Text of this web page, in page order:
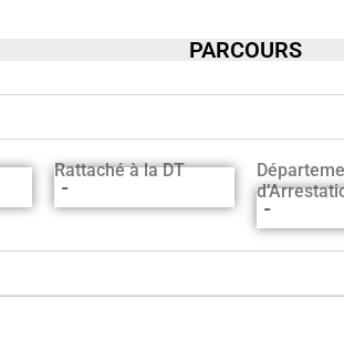
PARCOURS
Rattaché à la DT
-
-